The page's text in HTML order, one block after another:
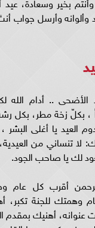
وألوانه وأرسل جواب
.. أدام الله
، بكلّ زخة مطر، بكل
العيد يا أغلى البشر
لا تنساني من
لك يا صاحب الجود.
أقرب كل عام
وهمتك للجنة تكبر،
أهنيك بمقدم